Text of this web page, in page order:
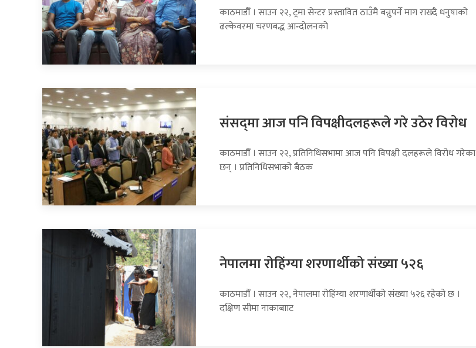
काठमाडौँ । साउन २२, ट्रमा सेन्टर प्रस्तावित ठाउँमै बन्नुपर्ने माग राख्दै धनुषाको
ढल्केवरमा चरणबद्ध आन्दोलनको
संसद्‍मा आज पनि विपक्षीदलहरूले गरे उठेर विरोध
काठमाडौँ । साउन २२, प्रतिनिधिसभामा आज पनि विपक्षी दलहरूले विरोध गरेका
छन् । प्रतिनिधिसभाको बैठक
नेपालमा रोहिंग्या शरणार्थीको संख्या ५२६
काठमाडौँ । साउन २२, नेपालमा रोहिंग्या शरणार्थीको संख्या ५२६ रहेको छ ।
दक्षिण सीमा नाकाबााट